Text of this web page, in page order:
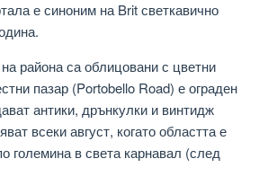
е синоним на Brit светкавично
района са облицовани с цветни
пазар (Portobello Road) е ограден
антики, дрънкулки и винтидж
всеки август, когато областта е
големина в света карнавал (след